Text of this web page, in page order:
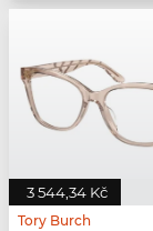
3 544,34 Kč
Tory Burch